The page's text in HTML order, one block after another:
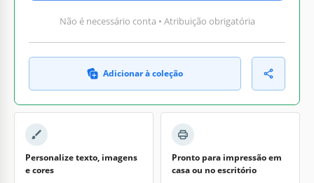
Não é necessário conta • Atribuição obrigatória
Adicionar à coleção
Personalize texto, imagens
e cores
Pronto para impressão em
casa ou no escritório